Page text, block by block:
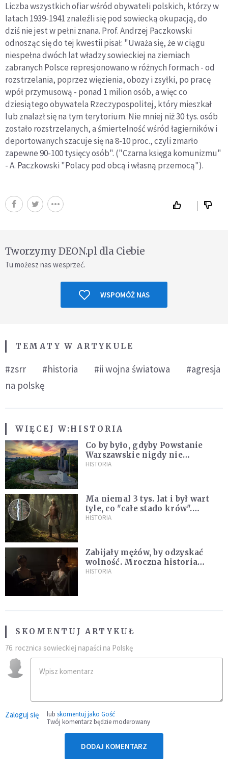
Liczba wszystkich ofiar wśród obywateli polskich, którzy w
latach 1939-1941 znaleźli się pod sowiecką okupacją, do
dziś nie jest w pełni znana. Prof. Andrzej Paczkowski
odnosząc się do tej kwestii pisał: "Uważa się, że w ciągu
niespełna dwóch lat władzy sowieckiej na ziemiach
zabranych Polsce represjonowano w różnych formach - od
rozstrzelania, poprzez więzienia, obozy i zsyłki, po pracę
wpół przymusową - ponad 1 milion osób, a więc co
dziesiątego obywatela Rzeczypospolitej, który mieszkał
lub znalazł się na tym terytorium. Nie mniej niż 30 tys. osób
zostało rozstrzelanych, a śmiertelność wśród łagierników i
deportowanych szacuje się na 8-10 proc., czyli zmarło
zapewne 90-100 tysięcy osób". ("Czarna księga komunizmu"
- A. Paczkowski "Polacy pod obcą i własną przemocą").
Tworzymy DEON.pl dla Ciebie
Tu możesz nas wesprzeć.
WSPOMÓŻ NAS
TEMATY W ARTYKULE
#zsrr #historia #ii wojna światowa
#agresja
na polskę
WIĘCEJ W:HISTORIA
Co by było, gdyby Powstanie
Warszawskie nigdy nie
wybuchło? Historia
HISTORIA
Ma niemal 3 tys. lat i był wart
tyle, co "całe stado krów".
Niezwykłe znalezisko na
HISTORIA
Zabijały mężów, by odzyskać
wolność. Mroczna historia
Fanny Lambert z Marsylii
HISTORIA
SKOMENTUJ ARTYKUŁ
76. rocznica sowieckiej napaści na Polskę
Zaloguj się lub skomentuj jako Gość
Twój komentarz będzie moderowany
DODAJ KOMENTARZ